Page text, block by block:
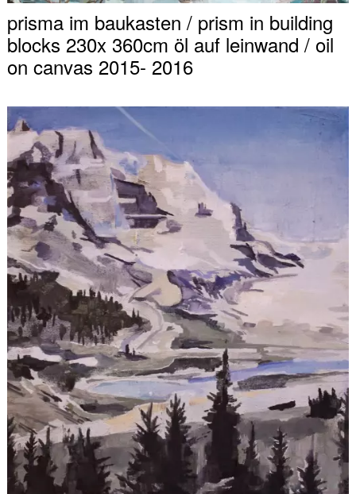
prisma im baukasten / prism in building
blocks 230x 360cm öl auf leinwand / oil
on canvas 2015- 2016